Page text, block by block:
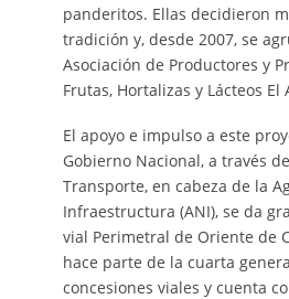
panderitos. Ellas decidieron
tradición y, desde 2007, se
Asociación de Productores y
Frutas, Hortalizas y Lácteos El
El apoyo e impulso a este
Gobierno Nacional, a través
Transporte, en cabeza de la
Infraestructura (ANI), se da
vial Perimetral de Oriente de
hace parte de la cuarta
concesiones viales y cuenta